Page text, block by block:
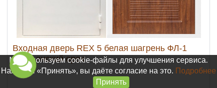
Входная дверь REX 5 белая шагрень ФЛ-1
итальянский орех
Мы используем cookie-файлы для улучшения сервиса.
Нажимая «Принять», вы даёте согласие на это. Подробнее
Принять